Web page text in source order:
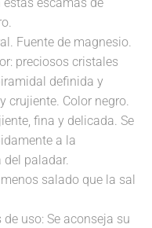
escamas de
Fuente de magnesio.
preciosos cristales
definida y
crujiente. Color negro.
fina y delicada. Se
a la
del paladar.
salado que la sal
de uso: Se aconseja su